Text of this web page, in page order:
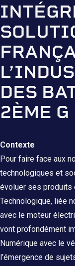
DES
2ÈME G
Contexte
Pour faire face aux
technologiques et
évoluer ses produits
Technologique, liée
avec le moteur
vont profondément
Numérique avec le
l’émergence de